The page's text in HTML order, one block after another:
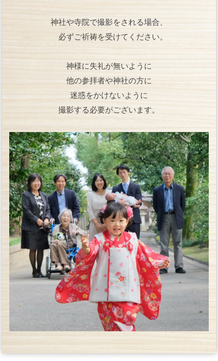
神社や寺院で撮影をされる場合、
必ずご祈祷を受けてください。
神様に失礼が無いように
他の参拝者や神社の方に
迷惑をかけないように
撮影する必要がございます。